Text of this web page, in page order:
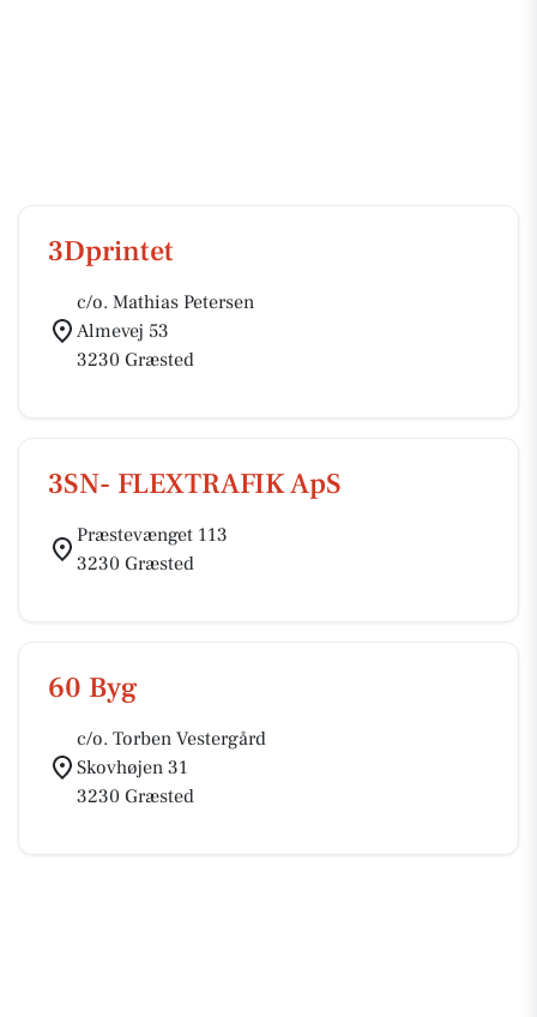
3Dprintet
c/o. Mathias Petersen
Almevej 53
3230 Græsted
3SN- FLEXTRAFIK ApS
Præstevænget 113
3230 Græsted
60 Byg
c/o. Torben Vestergård
Skovhøjen 31
3230 Græsted